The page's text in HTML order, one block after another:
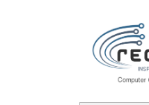
Haga
Papelería y Material de
Oxford Portabolis Escalado
Adhesivas - Escala de Colores